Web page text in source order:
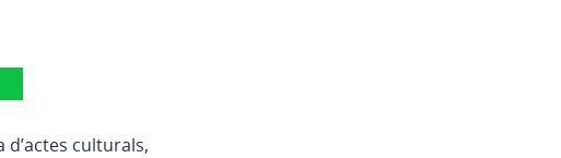
d’actes culturals,